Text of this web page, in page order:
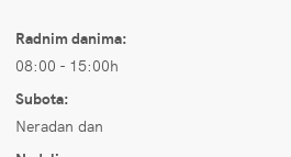
Radnim danima:
08:00 - 15:00h
Subota:
Neradan dan